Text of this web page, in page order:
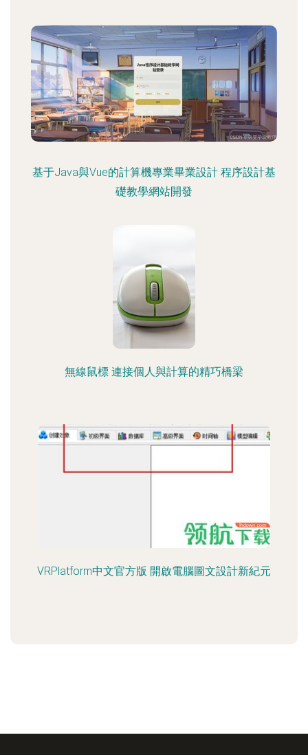
基于Java與Vue的計算機專業畢業設計 程序設計基
礎教學網站開發
無線鼠標 連接個人與計算的精巧橋梁
VRPlatform中文官方版 開啟電腦圖文設計新紀元